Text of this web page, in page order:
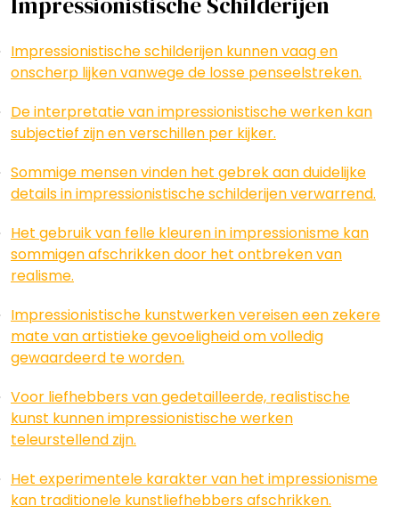
Impressionistische schilderijen kunnen vaag en
onscherp lijken vanwege de losse penseelstreken.
De interpretatie van impressionistische werken kan
subjectief zijn en verschillen per kijker.
Sommige mensen vinden het gebrek aan duidelijke
details in impressionistische schilderijen verwarrend.
Het gebruik van felle kleuren in impressionisme kan
sommigen afschrikken door het ontbreken van
realisme.
Impressionistische kunstwerken vereisen een zekere
mate van artistieke gevoeligheid om volledig
gewaardeerd te worden.
Voor liefhebbers van gedetailleerde, realistische
kunst kunnen impressionistische werken
teleurstellend zijn.
Het experimentele karakter van het impressionisme
kan traditionele kunstliefhebbers afschrikken.